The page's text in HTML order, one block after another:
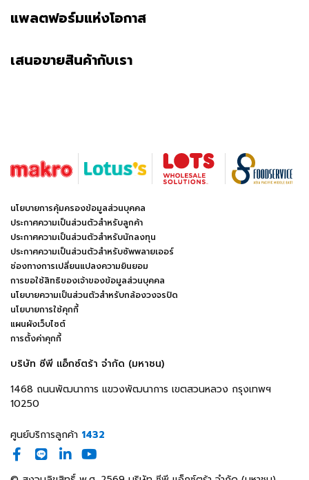
แพลตฟอร์มแห่งโอกาส
เสนอขายสินค้ากับเรา
นโยบายการคุ้มครองข้อมูลส่วนบุคคล
ประกาศความเป็นส่วนตัวสำหรับลูกค้า
ประกาศความเป็นส่วนตัวสำหรับนักลงทุน
ประกาศความเป็นส่วนตัวสำหรับซัพพลายเออร์
ช่องทางการเปลี่ยนแปลงความยินยอม
การขอใช้สิทธิของเจ้าของข้อมูลส่วนบุคคล
นโยบายความเป็นส่วนตัวสำหรับกล้องวงจรปิด
นโยบายการใช้คุกกี้
แผนผังเว็บไซต์
การตั้งค่าคุกกี้
บริษัท ซีพี แอ็กซ์ตร้า จำกัด (มหาชน)
1468 ถนนพัฒนาการ แขวงพัฒนาการ เขตสวนหลวง กรุงเทพฯ
10250
ศูนย์บริการลูกค้า 1432